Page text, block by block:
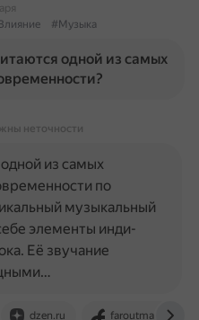
#Музыка
одной из самых
неточности
dzen.ru
из самых
по
музыкальный
элементы инди-
Её звучание